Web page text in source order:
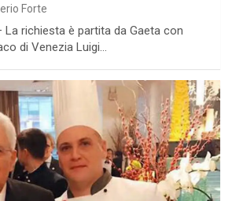
Forte
La richiesta è partita da Gaeta con
di Venezia Luigi…